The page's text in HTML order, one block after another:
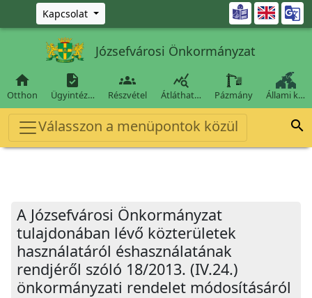
Ugrás a fő tartalomra
Kapcsolat 
Józsefvárosi Önkormányzat

Otthon

Ügyintéz…

Részvétel

Átláthat… Pázmány Állami k…
Válasszon a menüpontok közül 
A Józsefvárosi Önkormányzat
tulajdonában lévő közterületek
használatáról éshasználatának
rendjéről szóló 18/2013. (IV.24.)
önkormányzati rendelet módosításáról